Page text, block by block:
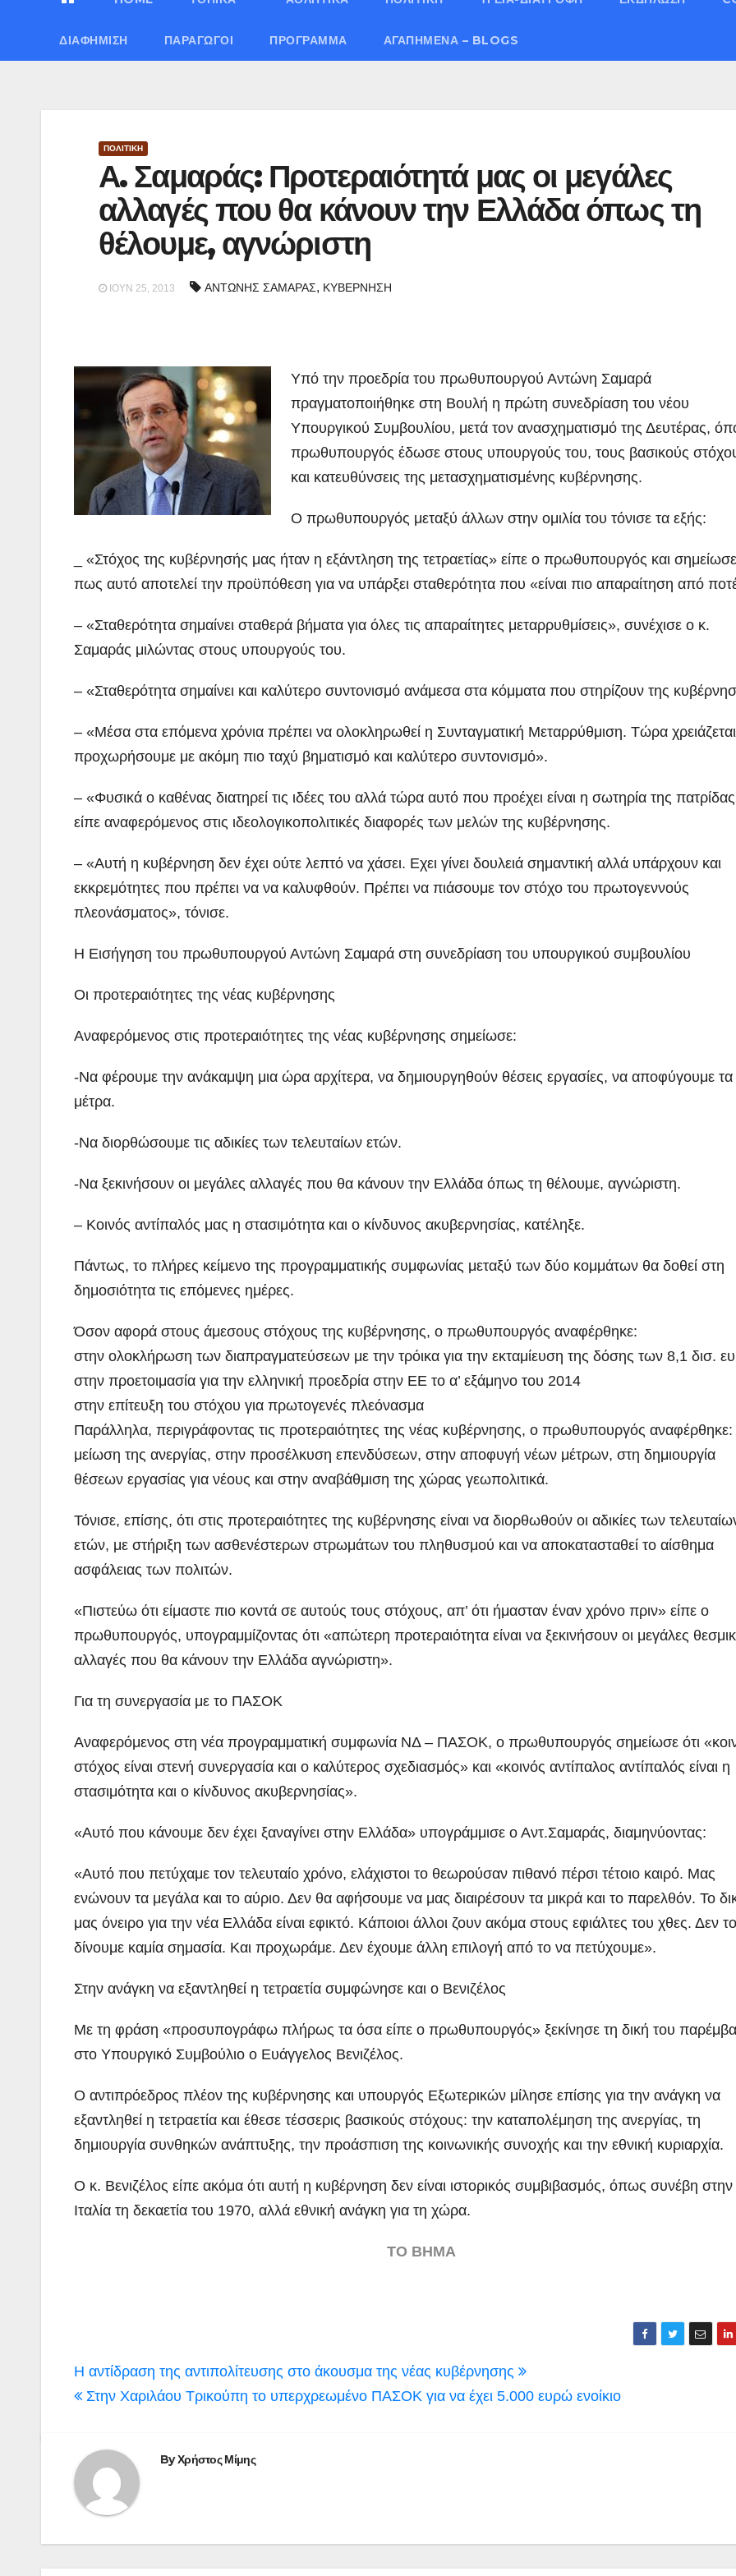
ΔΙΑΦΉΜΙΣΗ ΠΑΡΑΓΩΓΟΊ ΠΡΌΓΡΑΜΜΑ ΑΓΑΠΗΜΈΝΑ – BLOGS
ΠΟΛΙΤΙΚΗ
Α. Σαμαράς: Προτεραιότητά μας οι μεγάλες
αλλαγές που θα κάνουν την Ελλάδα όπως τη
θέλουμε, αγνώριστη
ΙΟΎΝ 25, 2013 ΑΝΤΩΝΗΣ ΣΑΜΑΡΑΣ, ΚΥΒΕΡΝΗΣΗ
Υπό την προεδρία του πρωθυπουργού Αντώνη Σαμαρά
πραγματοποιήθηκε στη Βουλή η πρώτη συνεδρίαση του νέου
Υπουργικού Συμβουλίου, μετά τον ανασχηματισμό της Δευτέρας,
πρωθυπουργός έδωσε στους υπουργούς του, τους βασικούς
και κατευθύνσεις της μετασχηματισμένης κυβέρνησης.
Ο πρωθυπουργός μεταξύ άλλων στην ομιλία του τόνισε τα εξής:
_ «Στόχος της κυβέρνησής μας ήταν η εξάντληση της τετραετίας» είπε ο πρωθυπουργός και σημείωσε
πως αυτό αποτελεί την προϋπόθεση για να υπάρξει σταθερότητα που «είναι πιο απαραίτηση από
– «Σταθερότητα σημαίνει σταθερά βήματα για όλες τις απαραίτητες μεταρρυθμίσεις», συνέχισε ο κ.
Σαμαράς μιλώντας στους υπουργούς του.
– «Σταθερότητα σημαίνει και καλύτερο συντονισμό ανάμεσα στα κόμματα που στηρίζουν της
– «Μέσα στα επόμενα χρόνια πρέπει να ολοκληρωθεί η Συνταγματική Μεταρρύθμιση. Τώρα
προχωρήσουμε με ακόμη πιο ταχύ βηματισμό και καλύτερο συντονισμό».
– «Φυσικά ο καθένας διατηρεί τις ιδέες του αλλά τώρα αυτό που προέχει είναι η σωτηρία της
είπε αναφερόμενος στις ιδεολογικοπολιτικές διαφορές των μελών της κυβέρνησης.
– «Αυτή η κυβέρνηση δεν έχει ούτε λεπτό να χάσει. Εχει γίνει δουλειά σημαντική αλλά υπάρχουν και
εκκρεμότητες που πρέπει να να καλυφθούν. Πρέπει να πιάσουμε τον στόχο του πρωτογεννούς
πλεονάσματος», τόνισε.
Η Εισήγηση του πρωθυπουργού Αντώνη Σαμαρά στη συνεδρίαση του υπουργικού συμβουλίου
Οι προτεραιότητες της νέας κυβέρνησης
Αναφερόμενος στις προτεραιότητες της νέας κυβέρνησης σημείωσε:
-Να φέρουμε την ανάκαμψη μια ώρα αρχίτερα, να δημιουργηθούν θέσεις εργασίες, να αποφύγουμε τα
μέτρα.
-Να διορθώσουμε τις αδικίες των τελευταίων ετών.
-Να ξεκινήσουν οι μεγάλες αλλαγές που θα κάνουν την Ελλάδα όπως τη θέλουμε, αγνώριστη.
– Κοινός αντίπαλός μας η στασιμότητα και ο κίνδυνος ακυβερνησίας, κατέληξε.
Πάντως, το πλήρες κείμενο της προγραμματικής συμφωνίας μεταξύ των δύο κομμάτων θα δοθεί στη
δημοσιότητα τις επόμενες ημέρες.
Όσον αφορά στους άμεσους στόχους της κυβέρνησης, ο πρωθυπουργός αναφέρθηκε:
στην ολοκλήρωση των διαπραγματεύσεων με την τρόικα για την εκταμίευση της δόσης των 8,1 δισ.
στην προετοιμασία για την ελληνική προεδρία στην ΕΕ το α’ εξάμηνο του 2014
στην επίτευξη του στόχου για πρωτογενές πλεόνασμα
Παράλληλα, περιγράφοντας τις προτεραιότητες της νέας κυβέρνησης, ο πρωθυπουργός αναφέρθηκε:
μείωση της ανεργίας, στην προσέλκυση επενδύσεων, στην αποφυγή νέων μέτρων, στη δημιουργία
θέσεων εργασίας για νέους και στην αναβάθμιση της χώρας γεωπολιτικά.
Τόνισε, επίσης, ότι στις προτεραιότητες της κυβέρνησης είναι να διορθωθούν οι αδικίες των
ετών, με στήριξη των ασθενέστερων στρωμάτων του πληθυσμού και να αποκατασταθεί το αίσθημα
ασφάλειας των πολιτών.
«Πιστεύω ότι είμαστε πιο κοντά σε αυτούς τους στόχους, απ’ ότι ήμασταν έναν χρόνο πριν» είπε ο
πρωθυπουργός, υπογραμμίζοντας ότι «απώτερη προτεραιότητα είναι να ξεκινήσουν οι μεγάλες
αλλαγές που θα κάνουν την Ελλάδα αγνώριστη».
Για τη συνεργασία με το ΠΑΣΟΚ
Αναφερόμενος στη νέα προγραμματική συμφωνία ΝΔ – ΠΑΣΟΚ, ο πρωθυπουργός σημείωσε ότι
στόχος είναι στενή συνεργασία και ο καλύτερος σχεδιασμός» και «κοινός αντίπαλος αντίπαλός είναι η
στασιμότητα και ο κίνδυνος ακυβερνησίας».
«Αυτό που κάνουμε δεν έχει ξαναγίνει στην Ελλάδα» υπογράμμισε ο Αντ.Σαμαράς, διαμηνύοντας:
«Αυτό που πετύχαμε τον τελευταίο χρόνο, ελάχιστοι το θεωρούσαν πιθανό πέρσι τέτοιο καιρό. Μας
ενώνουν τα μεγάλα και το αύριο. Δεν θα αφήσουμε να μας διαιρέσουν τα μικρά και το παρελθόν. Το
μας όνειρο για την νέα Ελλάδα είναι εφικτό. Κάποιοι άλλοι ζουν ακόμα στους εφιάλτες του χθες. Δεν
δίνουμε καμία σημασία. Και προχωράμε. Δεν έχουμε άλλη επιλογή από το να πετύχουμε».
Στην ανάγκη να εξαντληθεί η τετραετία συμφώνησε και ο Βενιζέλος
Με τη φράση «προσυπογράφω πλήρως τα όσα είπε ο πρωθυπουργός» ξεκίνησε τη δική του
στο Υπουργικό Συμβούλιο ο Ευάγγελος Βενιζέλος.
Ο αντιπρόεδρος πλέον της κυβέρνησης και υπουργός Εξωτερικών μίλησε επίσης για την ανάγκη να
εξαντληθεί η τετραετία και έθεσε τέσσερις βασικούς στόχους: την καταπολέμηση της ανεργίας, τη
δημιουργία συνθηκών ανάπτυξης, την προάσπιση της κοινωνικής συνοχής και την εθνική κυριαρχία.
Ο κ. Βενιζέλος είπε ακόμα ότι αυτή η κυβέρνηση δεν είναι ιστορικός συμβιβασμός, όπως συνέβη στην
Ιταλία τη δεκαετία του 1970, αλλά εθνική ανάγκη για τη χώρα.
ΤΟ ΒΗΜΑ
Πλοήγηση
άρθρων
Η αντίδραση της αντιπολίτευσης στο άκουσμα της νέας κυβέρνησης
Στην Χαριλάου Τρικούπη το υπερχρεωμένο ΠΑΣΟΚ για να έχει 5.000 ευρώ ενοίκιο
ByΧρήστος Μίμης